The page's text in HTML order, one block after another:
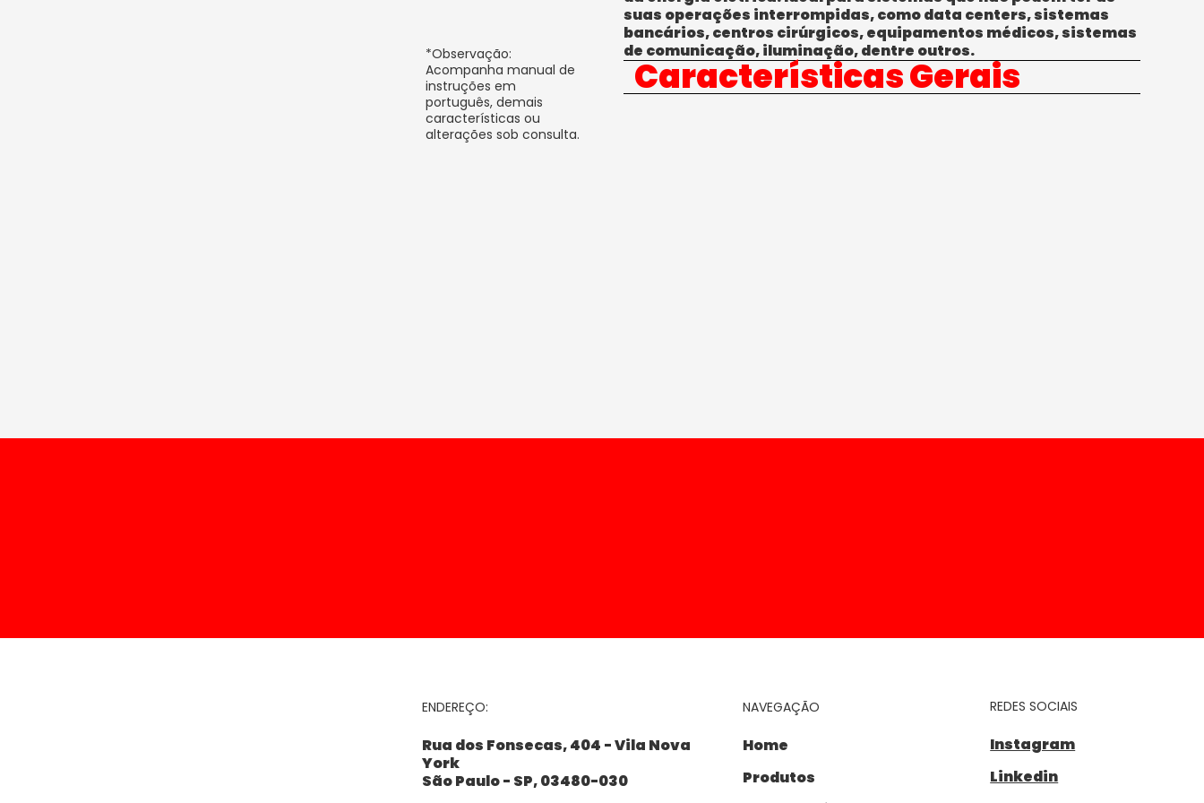
*Observação:
Acompanha manual de
instruções em
português, demais
características ou
alterações sob consulta.
suas operações interrompidas, como data centers, sistemas
bancários, centros cirúrgicos, equipamentos médicos, sistemas
de comunicação, iluminação, dentre outros.
Características Gerais
ENDEREÇO:
Rua dos Fonsecas, 404 - Vila Nova
York
São Paulo - SP, 03480-030
NAVEGAÇÃO
Home
Produtos
REDES SOCIAIS
Instagram
Linkedin